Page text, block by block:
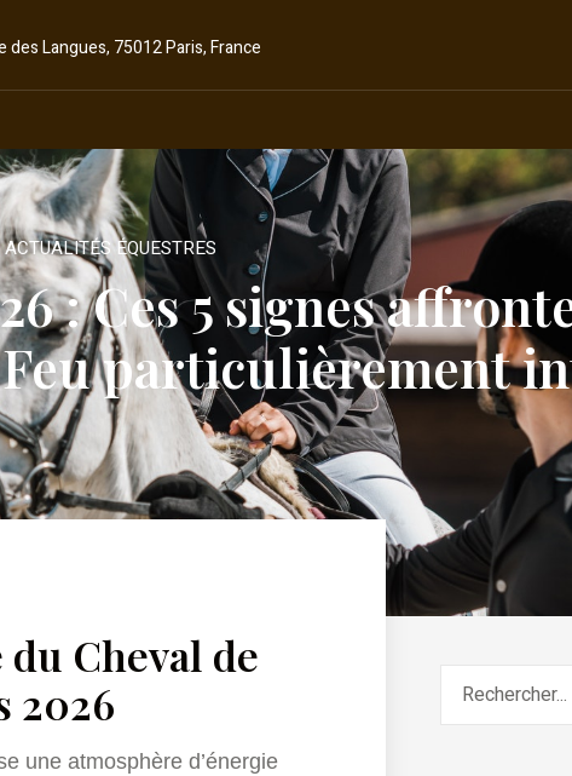
des Langues, 75012 Paris, France
ACTUALITÉS ÉQUESTRES
: Ces 5 signes
particulièrement
du Cheval de
2026
une atmosphère d’énergie